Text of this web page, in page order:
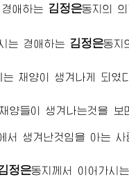
경애하는 김정은동지 의 의
는 경애하는 김정은동지
는 채양이 생겨나게 되였
양들이 생겨나는것을
서 생겨난것임을 아는 사
정은동지 께서 이어가시